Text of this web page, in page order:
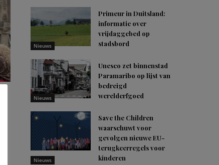
Nieuws
Primeur in Duitsland:
informatie over
vrijdaggebed op
stadsbord
Nieuws
Unesco zet binnenstad
Paramaribo op lijst van
bedreigd
werelderfgoed
Nieuws
Save the Children
waarschuwt voor
gevolgen nieuwe EU-
terugkeerregels voor
kinderen